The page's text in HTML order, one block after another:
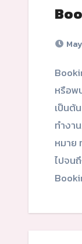
Booking/Appointment คืออะไร? Booking/Appointment หรือระบบการจองต่างๆ ที่เราอาจจะคุ้นเคย
หรือพ
เป็นต้
ทำงา
หมาย
ไปจน